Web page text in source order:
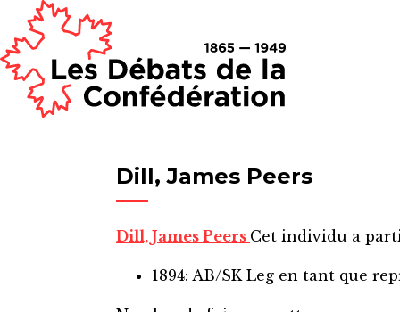
Dill, James Peers
Dill, James Peers Cet individu a
1894: AB/SK Leg en tant que